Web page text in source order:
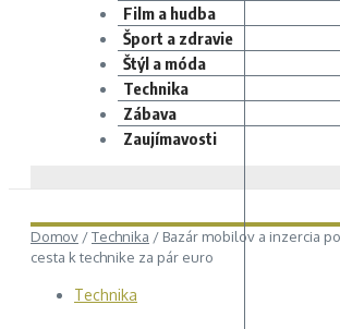
Film a hudba
Šport a zdravie
Štýl a móda
Technika
Zábava
Zaujímavosti
Domov /Technika / Bazár mobilov a inzercia
cesta k technike za pár euro
Technika